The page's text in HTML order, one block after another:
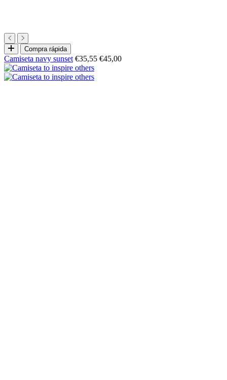
Elige
opciones
Compra rápida
Camiseta navy sunset Precio
de
oferta
€35,55 Precio
€45,00